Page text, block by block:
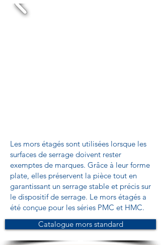
Les mors étagés sont utilisées lorsque les
surfaces de serrage doivent rester
exemptes de marques. Grâce à leur forme
plate, elles préservent la pièce tout en
garantissant un serrage stable et précis sur
le dispositif de serrage. Le mors étagés a
été conçue pour les séries PMC et HMC.
Catalogue mors standard